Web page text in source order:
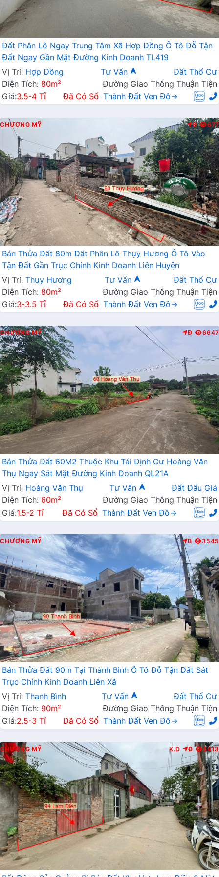
Đất Phân Lô Ngay Trung Tâm Xã Hợp Đồng Ô Tô Đỗ Tận
Đất Ngay Gần Mặt Đường Kinh Doanh TL419
Vị Trí: Hợp Đồng Tư Vấn
Đất Thổ Cư
Diện Tích: 80m²
Đường Giao Thông Thuận Tiện
Giá:3.5-4 Tỉ Đã Có Sổ Thành Đất Ven Đô→
CHƯƠNG MỸ Đ 677
Bán Thửa Đất 80m Đất Phân Lô Thụy Hương Ô Tô Vào
Tận Đất Gần Trục Chính Kinh Doanh Liên Huyện
Vị Trí: Thụy Hương Tư Vấn
Đất Thổ Cư
Diện Tích: 80m²
Đường Giao Thông Thuận Tiện
Giá:3-3.5 Tỉ Đã Có Sổ Thành Đất Ven Đô→
CHƯƠNG MỸ Đ 6647
Bán Thửa Đất 60M2 Thuộc Khu Tái Định Cư Hoàng Văn
Thụ Ngay Sát Mặt Đường Kinh Doanh QL21A
Vị Trí: Hoàng Văn Thụ Tư Vấn
Đất Đấu Giá
Diện Tích: 60m²
Đường Giao Thông Thuận Tiện
Giá:1.5-2 Tỉ Đã Có Sổ Thành Đất Ven Đô→
CHƯƠNG MỸ B 3545
Bán Thửa Đất 90m Tại Thành Bình Ô Tô Đỗ Tận Đất Sát
Trục Chính Kinh Doanh Liên Xã
Vị Trí: Thanh Bình Tư Vấn
Đất Thổ Cư
Diện Tích: 90m²
Đường Giao Thông Thuận Tiện
Giá:2.5-3 Tỉ Đã Có Sổ Thành Đất Ven Đô→
CHƯƠNG MỸ K.D Đ 3413